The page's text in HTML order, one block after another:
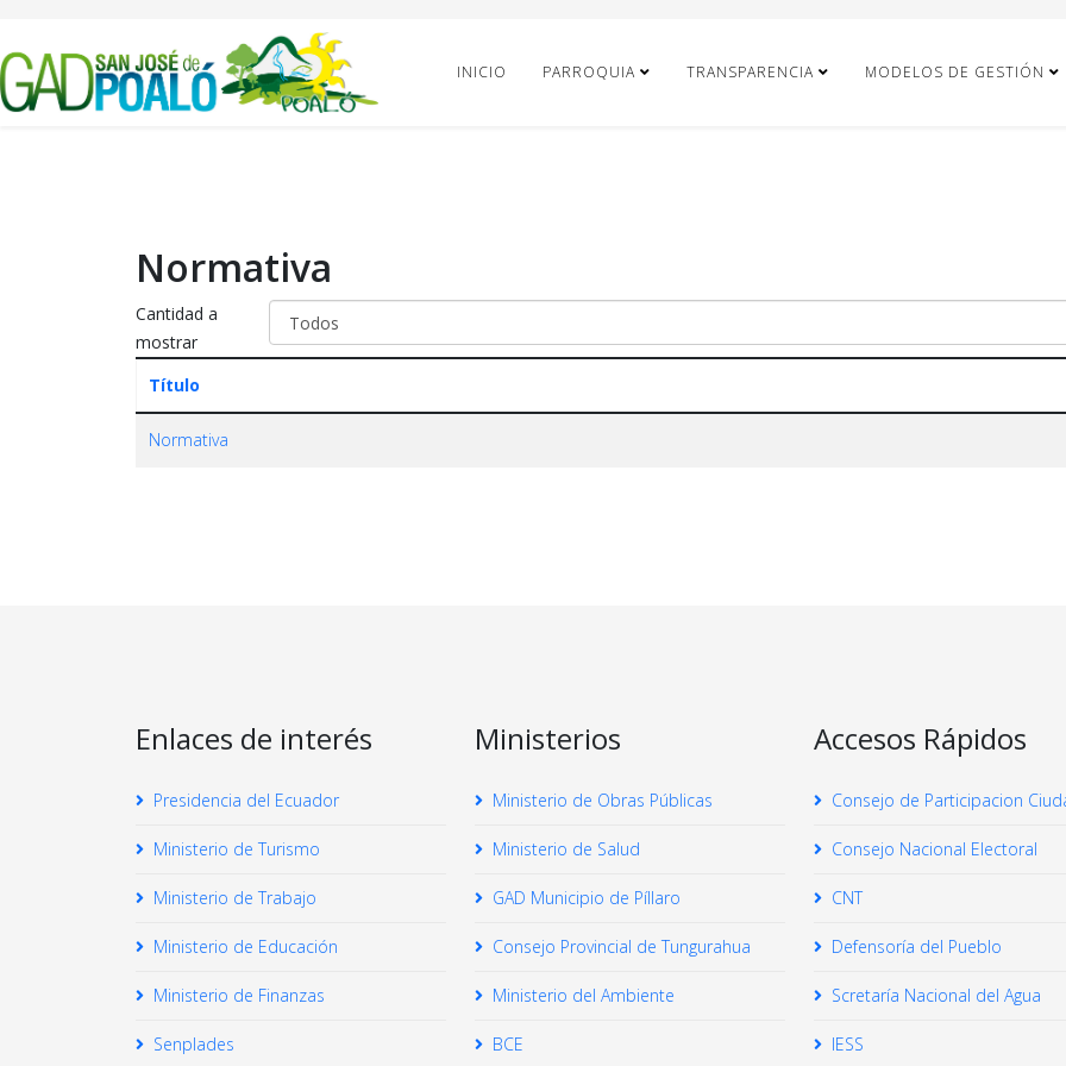
INICIO PARROQUIA TRANSPARENCIA MODELOS DE GESTIÓN
Normativa
Cantidad a
mostrar
Título
Normativa
Enlaces de interés
Presidencia del Ecuador
Ministerio de Turismo
Ministerio de Trabajo
Ministerio de Educación
Ministerio de Finanzas
Senplades
Ministerios
Ministerio de Obras Públicas
Ministerio de Salud
GAD Municipio de Píllaro
Consejo Provincial de Tungurahua
Ministerio del Ambiente
BCE
Accesos Rápidos
Consejo de Participacion
Consejo Nacional Electoral
CNT
Defensoría del Pueblo
Scretaría Nacional del Agua
IESS